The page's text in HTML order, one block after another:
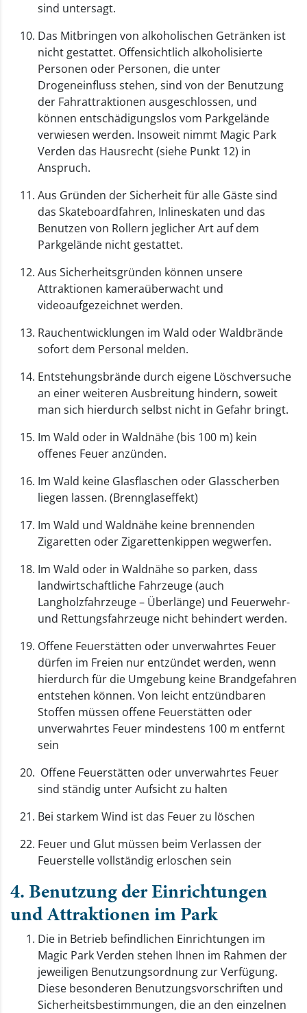
sind untersagt.
Das Mitbringen von alkoholischen Getränken ist
nicht gestattet. Offensichtlich alkoholisierte
Personen oder Personen, die unter
Drogeneinfluss stehen, sind von der Benutzung
der Fahrattraktionen ausgeschlossen, und
können entschädigungslos vom Parkgelände
verwiesen werden. Insoweit nimmt Magic Park
Verden das Hausrecht (siehe Punkt 12) in
Anspruch.
Aus Gründen der Sicherheit für alle Gäste sind
das Skateboardfahren, Inlineskaten und das
Benutzen von Rollern jeglicher Art auf dem
Parkgelände nicht gestattet.
Aus Sicherheitsgründen können unsere
Attraktionen kameraüberwacht und
videoaufgezeichnet werden.
Rauchentwicklungen im Wald oder Waldbrände
sofort dem Personal melden.
Entstehungsbrände durch eigene Löschversuche
an einer weiteren Ausbreitung hindern, soweit
man sich hierdurch selbst nicht in Gefahr bringt.
Im Wald oder in Waldnähe (bis 100 m) kein
offenes Feuer anzünden.
Im Wald keine Glasflaschen oder Glasscherben
liegen lassen. (Brennglaseffekt)
Im Wald und Waldnähe keine brennenden
Zigaretten oder Zigarettenkippen wegwerfen.
Im Wald oder in Waldnähe so parken, dass
landwirtschaftliche Fahrzeuge (auch
Langholzfahrzeuge – Überlänge) und Feuerwehr-
und Rettungsfahrzeuge nicht behindert werden.
Offene Feuerstätten oder unverwahrtes Feuer
dürfen im Freien nur entzündet werden, wenn
hierdurch für die Umgebung keine Brandgefahren
entstehen können. Von leicht entzündbaren
Stoffen müssen offene Feuerstätten oder
unverwahrtes Feuer mindestens 100 m entfernt
sein
Offene Feuerstätten oder unverwahrtes Feuer
sind ständig unter Aufsicht zu halten
Bei starkem Wind ist das Feuer zu löschen
Feuer und Glut müssen beim Verlassen der
Feuerstelle vollständig erloschen sein
4. Benutzung der Einrichtungen
und Attraktionen im Park
Die in Betrieb befindlichen Einrichtungen im
Magic Park Verden stehen Ihnen im Rahmen der
jeweiligen Benutzungsordnung zur Verfügung.
Diese besonderen Benutzungsvorschriften und
Sicherheitsbestimmungen, die an den einzelnen